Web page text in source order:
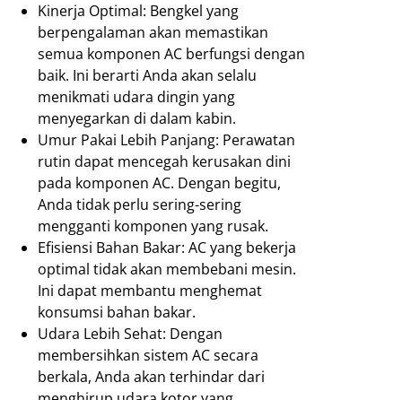
Kinerja Optimal: Bengkel yang
berpengalaman akan memastikan
semua komponen AC berfungsi dengan
baik. Ini berarti Anda akan selalu
menikmati udara dingin yang
menyegarkan di dalam kabin.
Umur Pakai Lebih Panjang: Perawatan
rutin dapat mencegah kerusakan dini
pada komponen AC. Dengan begitu,
Anda tidak perlu sering-sering
mengganti komponen yang rusak.
Efisiensi Bahan Bakar: AC yang bekerja
optimal tidak akan membebani mesin.
Ini dapat membantu menghemat
konsumsi bahan bakar.
Udara Lebih Sehat: Dengan
membersihkan sistem AC secara
berkala, Anda akan terhindar dari